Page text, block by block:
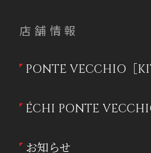
店舗情報
PONTE VECCHIO［
ÉCHI PONTE
お知らせ